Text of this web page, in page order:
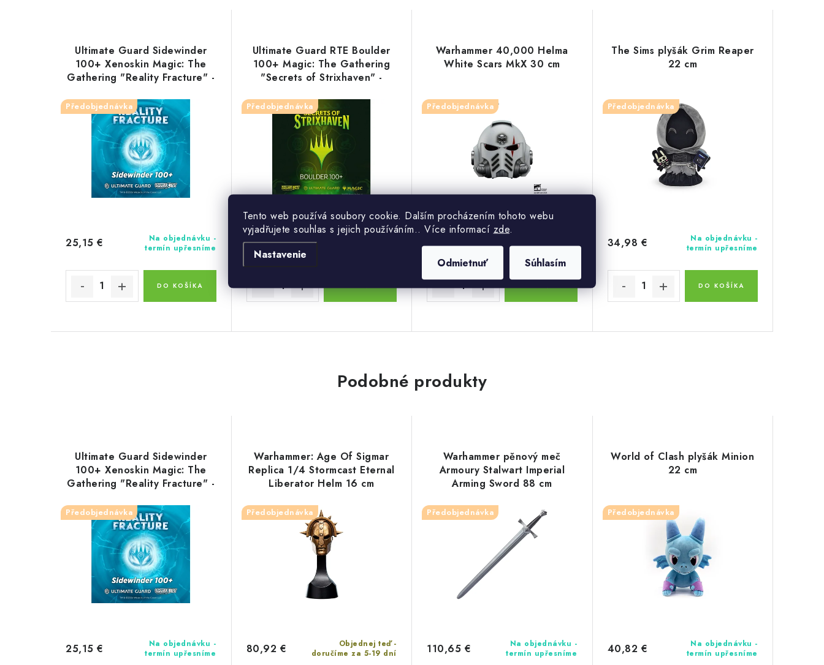
Tento web používá soubory cookie. Dalším procházením tohoto webu
vyjadřujete souhlas s jejich používáním.. Více informací zde.
Nastavenie
Odmietnuť Súhlasím
Ultimate Guard Sidewinder
100+ Xenoskin Magic: The
Gathering "Reality Fracture" -
Předobjednávka
Na objednávku -
termín upřesníme
25,15 €
DO KOŠÍKA
Ultimate Guard RTE Boulder
100+ Magic: The Gathering
"Secrets of Strixhaven" -
Předobjednávka
Objednej teď -
24,18 €
Warhammer 40,000 Helma
White Scars MkX 30 cm
Předobjednávka
termín upřesníme
186,88 €
The Sims plyšák Grim Reaper
22 cm
Předobjednávka
Na objednávku -
termín upřesníme
34,98 €
DO KOŠÍKA
Podobné produkty
Ultimate Guard Sidewinder
100+ Xenoskin Magic: The
Gathering "Reality Fracture" -
Předobjednávka
Na objednávku -
termín upřesníme
25,15 €
Warhammer: Age Of Sigmar
Replica 1/4 Stormcast Eternal
Liberator Helm 16 cm
Předobjednávka
Objednej teď -
doručíme za 5-19 dní
80,92 €
Warhammer pěnový meč
Armoury Stalwart Imperial
Arming Sword 88 cm
Předobjednávka
Na objednávku -
termín upřesníme
110,65 €
World of Clash plyšák Minion
22 cm
Předobjednávka
Na objednávku -
termín upřesníme
40,82 €